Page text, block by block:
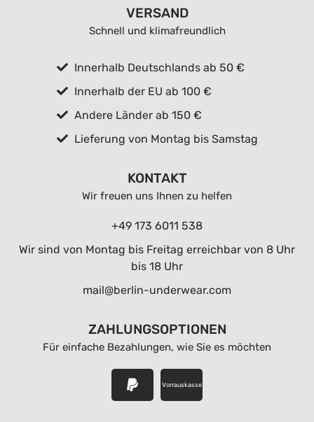
VERSAND
Schnell und klimafreundlich
Innerhalb Deutschlands ab 50 €
Innerhalb der EU ab 100 €
Andere Länder ab 150 €
Lieferung von Montag bis Samstag
KONTAKT
Wir freuen uns Ihnen zu helfen
+49 173 6011 538
Wir sind von Montag bis Freitag erreichbar von 8 Uhr
bis 18 Uhr
mail@berlin-underwear.com
ZAHLUNGSOPTIONEN
Für einfache Bezahlungen, wie Sie es möchten
Vorrauskasse